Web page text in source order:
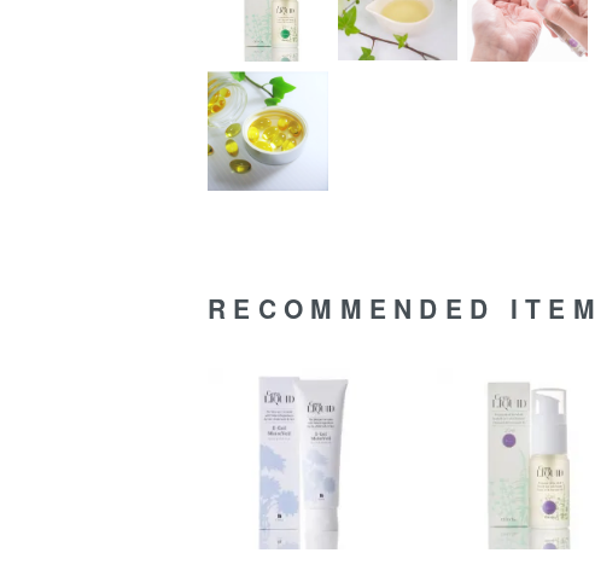
RECOMMENDED ITEM